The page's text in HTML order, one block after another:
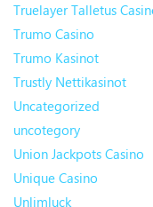
Truelayer Talletus
Trumo Casino
Trumo Kasinot
Trustly Nettikasinot
Uncategorized
uncotegory
Union Jackpots Casino
Unique Casino
Unlimluck